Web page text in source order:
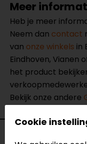
Meer
Heb je meer
Neem dan contact
van onze winkels in
Eindhoven, Vianen
het product
Bekijk onze andere
Specificaties
Cookie